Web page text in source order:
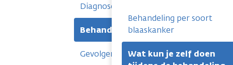
Diagnose
Behandelingen
Behandeling per soort
blaaskanker
Wat kun je zelf doen
Gevolgen